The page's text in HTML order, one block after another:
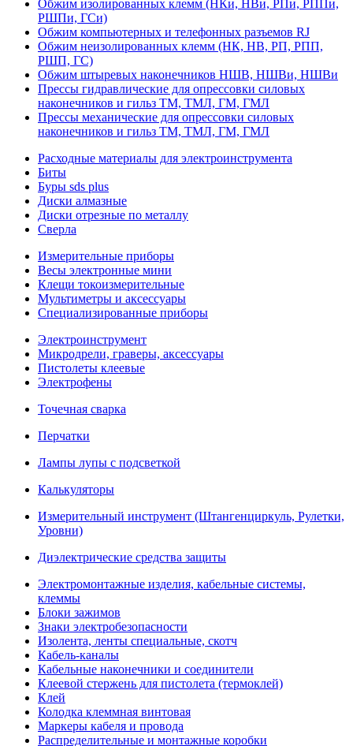
Обжим изолированных клемм (НКи, НВи, РПи, РППи,
РШПи, ГСи)
Обжим компьютерных и телефонных разъемов RJ
Обжим неизолированных клемм (НК, НВ, РП, РПП,
РШП, ГС)
Обжим штыревых наконечников НШВ, НШВи, НШВи
Прессы гидравлические для опрессовки силовых
наконечников и гильз ТМ, ТМЛ, ГМ, ГМЛ
Прессы механические для опрессовки силовых
наконечников и гильз ТМ, ТМЛ, ГМ, ГМЛ
Расходные материалы для электроинструмента
Биты
Буры sds plus
Диски алмазные
Диски отрезные по металлу
Сверла
Измерительные приборы
Весы электронные мини
Клещи токоизмерительные
Мультиметры и аксессуары
Специализированные приборы
Электроинструмент
Микродрели, граверы, аксессуары
Пистолеты клеевые
Электрофены
Точечная сварка
Перчатки
Лампы лупы с подсветкой
Калькуляторы
Измерительный инструмент (Штангенциркуль, Рулетки,
Уровни)
Диэлектрические средства защиты
Электромонтажные изделия, кабельные системы,
клеммы
Блоки зажимов
Знаки электробезопасности
Изолента, ленты специальные, скотч
Кабель-каналы
Кабельные наконечники и соединители
Клеевой стержень для пистолета (термоклей)
Клей
Колодка клеммная винтовая
Маркеры кабеля и провода
Распределительные и монтажные коробки